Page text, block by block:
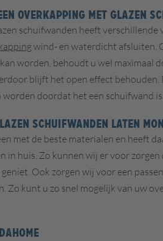
OVERKAPPING MET GLAZEN
schuifwanden heeft verschillende
wind- en waterdicht afsluiten.
worden, behoudt u wel maximaal
blijft het open effect behouden.
doordat het een schuifwand is.
SCHUIFWANDEN LATEN
met de beste materialen en heeft
in huis. Zo kunnen wij er voor
Ook zorgen wij voor een
Zo kunt u zo snel mogelijk van uw